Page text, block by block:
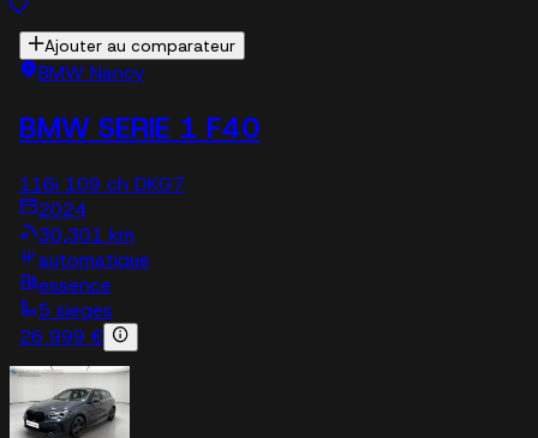
Ajouter au comparateur
BMW Nancy
BMW SERIE 1 F40
116i 109 ch DKG7
2024
30,301 km
automatique
essence
5 sieges
26 999 €